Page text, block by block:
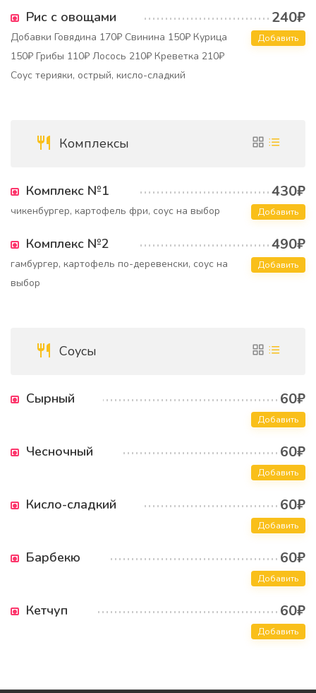
Рис с овощами 240₽
Добавки Говядина 170₽ Свинина 150₽ Курица
150₽ Грибы 110₽ Лосось 210₽ Креветка 210₽
Соус терияки, острый, кисло-сладкий
Добавить
Комплексы
Комплекс №1 430₽
чикенбургер, картофель фри, соус на выбор Добавить
Комплекс №2 490₽
гамбургер, картофель по-деревенски, соус на
выбор
Добавить
Соусы
Сырный 60₽
Добавить
Чесночный 60₽
Добавить
Кисло-сладкий 60₽
Добавить
Барбекю 60₽
Добавить
Кетчуп 60₽
Добавить